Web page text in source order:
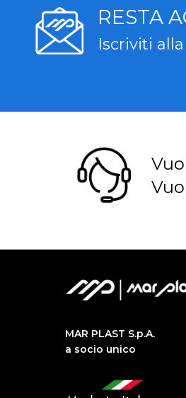
RESTA
Iscriviti
MAR PLAST S.p.A.
a socio unico